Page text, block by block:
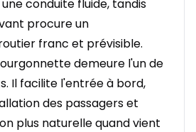
conduite fluide, tandis
procure un
franc et prévisible.
demeure l'un de
Il facilite l'entrée à bord,
des passagers et
plus naturelle quand vient